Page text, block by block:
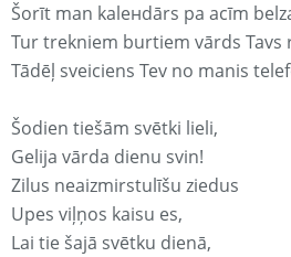
Šorīt man kaleнdārs pa acīm
Tur trekniem burtiem vārds Tavs
Tādēļ sveiciens Tev no manis
Šodien tiešām svētki lieli,
Gelija vārda dienu svin!
Zilus neaizmirstulīšu ziedus
Upes viļņos kaisu es,
Lai tie šajā svētku dienā,